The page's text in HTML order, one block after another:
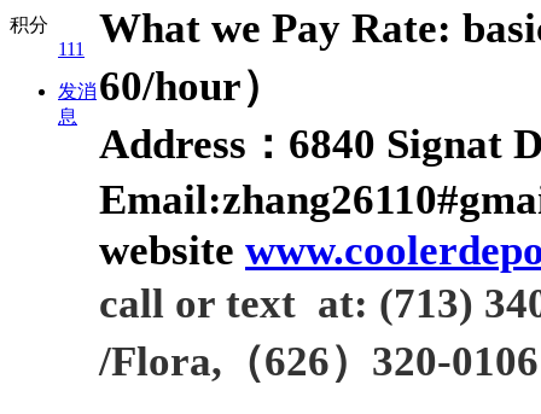
积分
111
发消
息
What we Pay Rate:
60/hour）
Address： 6840 Signat
E
website
call or text at: (713)
/Flora, （626）320-0106